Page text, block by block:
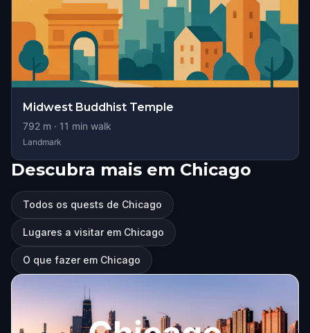
Midwest Buddhist Temple
792 m · 11 min walk
Landmark
Descubra mais em Chicago
Todos os quests de Chicago
Lugares a visitar em Chicago
O que fazer em Chicago